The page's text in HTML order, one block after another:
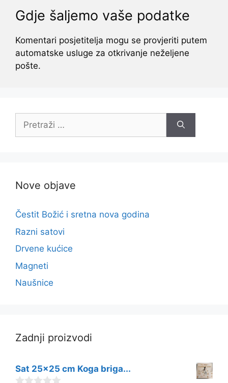
Gdje šaljemo vaše podatke
Komentari posjetitelja mogu se provjeriti putem
automatske usluge za otkrivanje neželjene
pošte.
Pretraži:
Nove objave
Čestit Božić i sretna nova godina
Razni satovi
Drvene kućice
Magneti
Naušnice
Zadnji proizvodi
Sat 25x25 cm Koga briga...